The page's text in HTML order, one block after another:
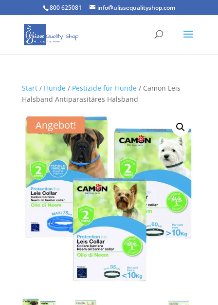
800 625081 info@ulissequalityshop.com
Start/ Hunde/ Pestizide für Hunde/ Camon Leis
Halsband Antiparasitäres Halsband
Angebot!